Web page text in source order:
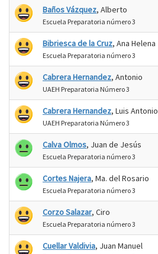
Baños Vázquez, Alberto
Escuela Preparatoria número 3
Bibriesca de la Cruz, Ana Helena
Escuela Preparatoria número 3
Cabrera Hernandez, Antonio
UAEH Preparatoria Número 3
Cabrera Hernandez, Luis Antonio
UAEH Preparatoria Número 3
Calva Olmos, Juan de Jesús
Escuela Preparatoria número 3
Cortes Najera, Ma. del Rosario
Escuela Preparatoria número 3
Corzo Salazar, Ciro
Escuela Preparatoria número 3
Cuellar Valdivia, Juan Manuel